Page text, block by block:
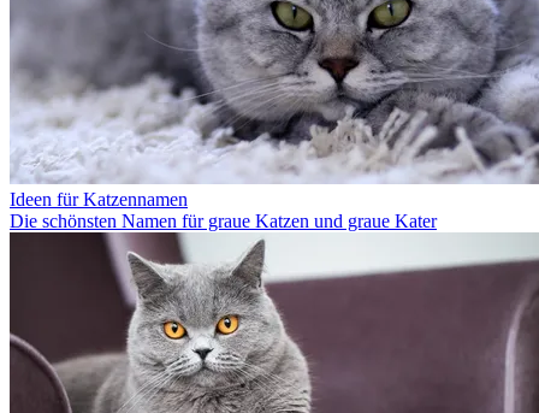
Ideen für Katzennamen
Die schönsten Namen für graue Katzen und graue Kater